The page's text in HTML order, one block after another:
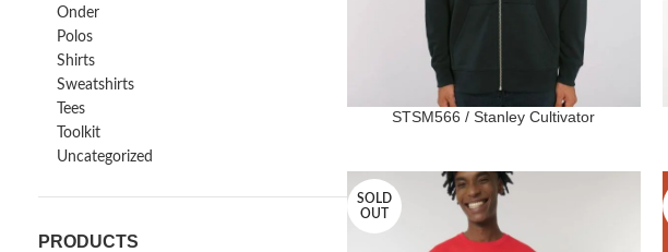
Onder
Polos
Shirts
Sweatshirts
Tees
Toolkit
Uncategorized
PRODUCTS
STSM566 / Stanley Cultivator
SOLD
OUT